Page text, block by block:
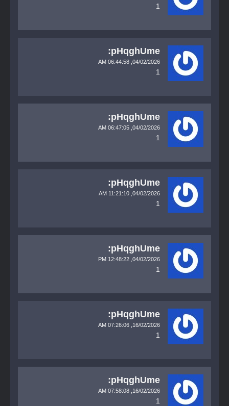
1
pHqghUme:
04/02/2026,
06:44:58 AM
1
pHqghUme:
04/02/2026,
06:47:05 AM
1
pHqghUme:
04/02/2026,
11:21:10 AM
1
pHqghUme:
04/02/2026,
12:48:22 PM
1
pHqghUme:
16/02/2026,
07:26:06 AM
1
pHqghUme:
16/02/2026,
07:58:08 AM
1